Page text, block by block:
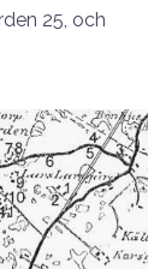
25, och